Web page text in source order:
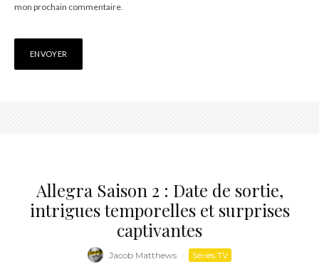
mon prochain commentaire.
Allegra Saison 2 : Date de sortie,
intrigues temporelles et surprises
captivantes
Jacob Matthews · Séries TV